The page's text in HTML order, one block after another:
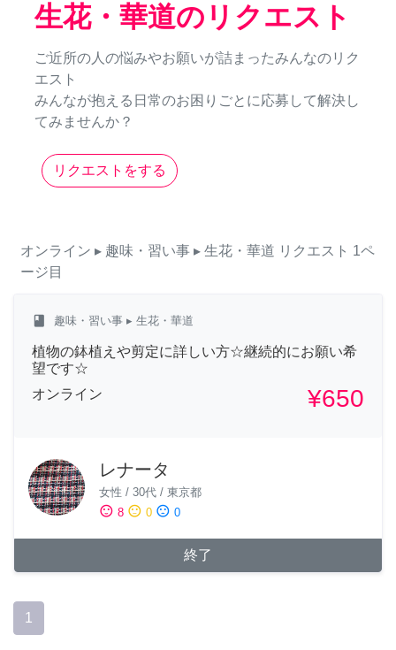
生花・華道のリクエスト
ご近所の人の悩みやお願いが詰まったみんなのリク
エスト
みんなが抱える日常のお困りごとに応募して解決し
てみませんか？
リクエストをする
オンライン ▸ 趣味・習い事 ▸ 生花・華道 リクエスト 1ペ
ージ目
class 趣味・習い事 ▸ 生花・華道
植物の鉢植えや剪定に詳しい方☆継続的にお願い希
望です☆
オンライン
¥650
レナータ
女性 / 30代 / 東京都
sentiment_satisfied 8 sentiment_neutral 0 sentiment_dissatisfied 0
終了
1